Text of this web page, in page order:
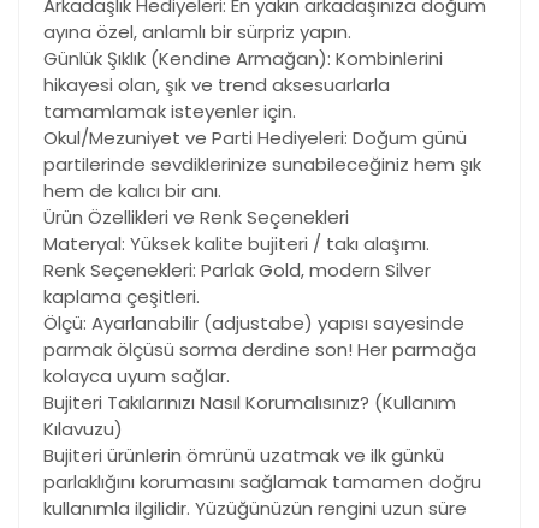
Arkadaşlık Hediyeleri: En yakın arkadaşınıza doğum
ayına özel, anlamlı bir sürpriz yapın.
Günlük Şıklık (Kendine Armağan): Kombinlerini
hikayesi olan, şık ve trend aksesuarlarla
tamamlamak isteyenler için.
Okul/Mezuniyet ve Parti Hediyeleri: Doğum günü
partilerinde sevdiklerinize sunabileceğiniz hem şık
hem de kalıcı bir anı.
Ürün Özellikleri ve Renk Seçenekleri
Materyal: Yüksek kalite bujiteri / takı alaşımı.
Renk Seçenekleri: Parlak Gold, modern Silver
kaplama çeşitleri.
Ölçü: Ayarlanabilir (adjustabe) yapısı sayesinde
parmak ölçüsü sorma derdine son! Her parmağa
kolayca uyum sağlar.
Bujiteri Takılarınızı Nasıl Korumalısınız? (Kullanım
Kılavuzu)
Bujiteri ürünlerin ömrünü uzatmak ve ilk günkü
parlaklığını korumasını sağlamak tamamen doğru
kullanımla ilgilidir. Yüzüğünüzün rengini uzun süre